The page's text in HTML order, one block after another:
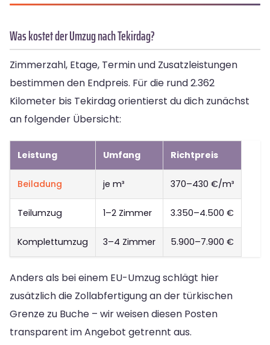
Was kostet der Umzug nach Tekirdag?
Zimmerzahl, Etage, Termin und Zusatzleistungen
bestimmen den Endpreis. Für die rund 2.362
Kilometer bis Tekirdag orientierst du dich zunächst
an folgender Übersicht:
Leistung Umfang Richtpreis
Beiladung je m³ 370–430 €/m³
Teilumzug 1–2 Zimmer 3.350–4.500 €
Komplettumzug 3–4 Zimmer 5.900–7.900 €
Anders als bei einem EU-Umzug schlägt hier
zusätzlich die Zollabfertigung an der türkischen
Grenze zu Buche – wir weisen diesen Posten
transparent im Angebot getrennt aus.